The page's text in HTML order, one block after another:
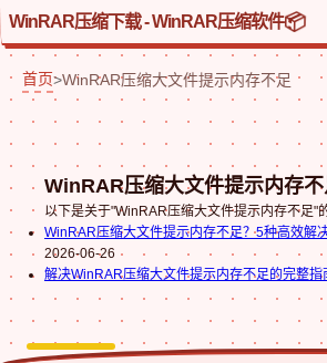
WinRAR压缩下载 - WinRAR压缩软件
首页>WinRAR压缩大文件提示内存不足
WinRAR压缩大文件提示内存
以下是关于"WinRAR压缩大文件提示内存不足"
WinRAR压缩大文件提示内存不足？5种高效解
2026-06-26
解决WinRAR压缩大文件提示内存不足的完整指